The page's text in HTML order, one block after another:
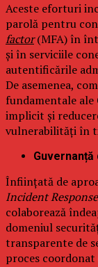
Aceste eforturi
parolă pentru
factor(MFA) în
și în serviciile
autentificările
De asemenea,
fundamentale
implicit și
vulnerabilități în
Înființată de
Incident
colaborează
domeniul
transparente de
proces coordonat